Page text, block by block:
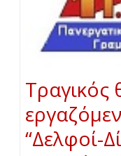
Τραγικός
“Δελφοί-